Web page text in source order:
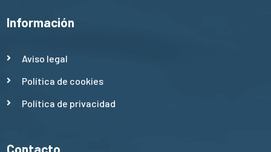
Información
Aviso legal
Política de cookies
Política de privacidad
Contacto